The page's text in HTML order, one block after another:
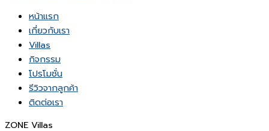
หน้าเเรก
เกี่ยวกับเรา
Villas
กิจกรรม
โปรโมชั่น
รีวิวจากลูกค้า
ติดต่อเรา
ZONE Villas